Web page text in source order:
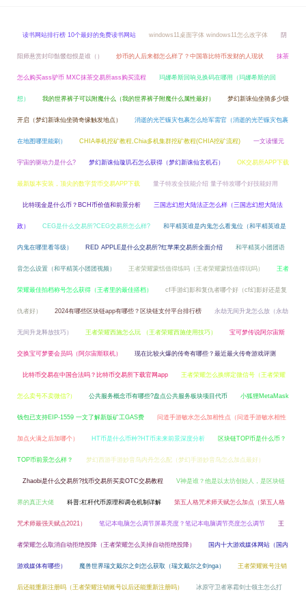
读书网站排行榜 10个最好的免费读书网站 windows11桌面字体 windows11怎么改字体 阴
阳师悬赏封印骷髅怨恨是谁（） 炒币的人后来都怎么样了？中国靠比特币发财的人现状 抹茶
怎么购买ass驴币 MXC抹茶交易所ass购买流程 玛娜希斯回响兑换码在哪用（玛娜希斯的回
想） 我的世界裤子可以附魔什么（我的世界裤子附魔什么属性最好） 梦幻新诛仙坐骑多少级
开启（梦幻新诛仙坐骑奇缘触发地点） 消逝的光芒赈灾包裹怎么给军需官（消逝的光芒赈灾包裹
在地图哪里能刷） CHIA单机挖矿教程,Chia多机集群挖矿教程(CHIA挖矿流程) 一文读懂元
宇宙的驱动力是什么? 梦幻新诛仙璇玑石怎么获得（梦幻新诛仙玄机石） OK交易所APP下载
最新版本安装，顶尖的数字货币交易APP下载 量子特攻全技能介绍 量子特攻哪个好技能好用
比特现金是什么币？BCH币价值和前景分析 三国志幻想大陆法正怎么样（三国志幻想大陆法
政） CEG是什么交易所?CEG交易所怎么样? 和平精英谁是内鬼怎么看鬼位（和平精英谁是
内鬼在哪里看等级） RED APPLE是什么交易所?红苹果交易所全面介绍 和平精英小团团语
音怎么设置（和平精英小团团视频） 王者荣耀蒙恬值得练吗（王者荣耀蒙恬值得玩吗） 王者
荣耀最佳拍档称号怎么获得（王者里的最佳搭档） cf手游幻影和复仇者哪个好（cf幻影好还是复
仇者好） 2024有哪些区块链app有哪些？区块链支付平台排行榜 永劫无间升龙怎么放（永劫
无间升龙释放技巧） 王者荣耀西施怎么玩 （王者荣耀西施使用技巧） 宝可梦传说阿尔宙斯
交换宝可梦要会员吗（阿尔宙斯联机） 现在比较火爆的传奇有哪些？最近最火传奇游戏评测
比特币交易在中国合法吗？比特币交易所下载官网app 王者荣耀怎么换绑定微信号（王者荣耀
怎么卖号不卖微信?） 公共服务概念币有哪些?盘点公共服务板块项目代币 小狐狸MetaMask
钱包已支持EIP-1559 一文了解新版矿工GAS费 问道手游敏水怎么加相性点（问道手游敏水相性
加点火满之后加哪个） HT币是什么币种?HT币未来前景深度分析 区块链TOP币是什么币？
TOP币前景怎么样？ 梦幻西游手游妙音鸟内丹怎么配（梦幻手游妙音鸟怎么加点最好）
Zhaobi是什么交易所?找币交易所买卖OTC交易教程 V神是谁？他是以太坊创始人，是区块链
界的真正大佬 科普:杠杆代币原理和调仓机制详解 第五人格咒术师天赋怎么加点（第五人格
咒术师最强天赋点2021） 笔记本电脑怎么调节屏幕亮度？笔记本电脑调节亮度怎么调节 王
者荣耀怎么取消自动拒绝投降（王者荣耀怎么关掉自动拒绝投降） 国内十大游戏媒体网站（国内
游戏媒体有哪些） 魔兽世界瑞文戴尔之剑怎么获取（瑞文戴尔之剑nga） 王者荣耀账号注销
后还能重新注册吗（王者荣耀注销账号以后还能重新注册吗） 冰原守卫者寒霜剑士领主怎么打